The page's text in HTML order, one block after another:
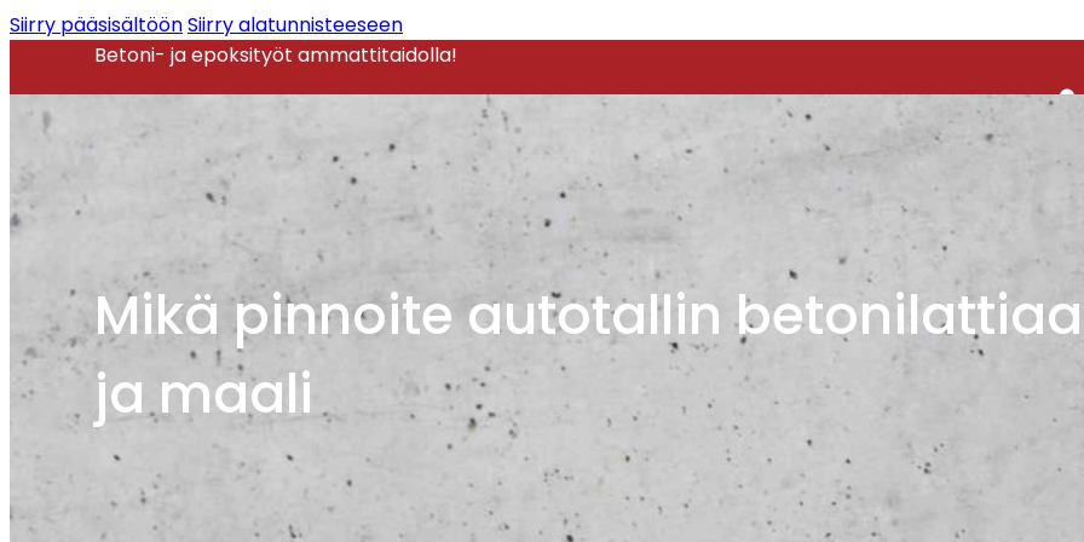
Siirry pääsisältöönSiirry alatunnisteeseen
Betoni- ja epoksityöt ammattitaidolla!
Mikä pinnoite autotallin
ja maali